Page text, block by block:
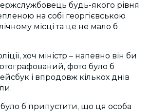
будь-якого рівня
на собі георгієвською
місці та це не мало б
хоч міністр – напевно він би
фото було б
і впродовж кількох днів
б припустити, що ця особа